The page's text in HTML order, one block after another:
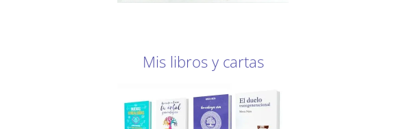
Mis libros y cartas